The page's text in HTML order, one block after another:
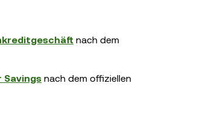
nach dem
Savings nach dem offiziellen